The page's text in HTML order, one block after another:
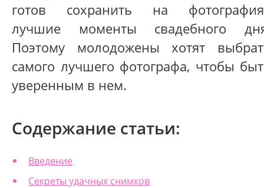
готов сохранить на
лучшие моменты свадебного
Поэтому молодожены хотят
самого лучшего фотографа, чтобы
уверенным в нем.
Содержание статьи:
Введение
Секреты удачных снимков